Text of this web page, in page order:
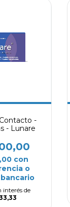
-
- Lunare
con
o
interés de